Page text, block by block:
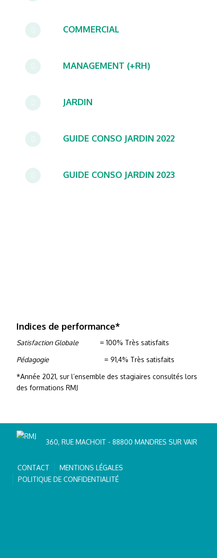
COMMERCIAL
MANAGEMENT (+RH)
JARDIN
GUIDE CONSO JARDIN 2022
GUIDE CONSO JARDIN 2023
Indices de performance*
Satisfaction Globale= 100% Très satisfaits
Pédagogie = 91,4% Très satisfaits
*Année 2021, sur l’ensemble des stagiaires consultés lors
des formations RMJ
360, RUE MACHOIT - 88800 MANDRES SUR VAIR
CONTACT
MENTIONS LÉGALES
POLITIQUE DE CONFIDENTIALITÉ